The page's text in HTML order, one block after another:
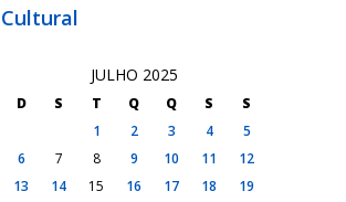
Cultural
JULHO 2025
D S T Q Q S
S
1
2 3 4
5
6
7 8 9 10 11
12
13
14 15 16 17 18
19